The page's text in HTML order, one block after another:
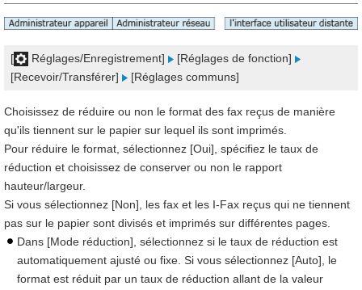
[ Réglages/Enregistrement]
[Réglages de fonction]
[Recevoir/Transférer]
[Réglages communs]
Choisissez de réduire ou non le format des fax reçus de manière
qu'ils tiennent sur le papier sur lequel ils sont imprimés.
Pour réduire le format, sélectionnez [Oui], spécifiez le taux de
réduction et choisissez de conserver ou non le rapport
hauteur/largeur.
Si vous sélectionnez [Non], les fax et les I-Fax reçus qui ne tiennent
pas sur le papier sont divisés et imprimés sur différentes pages.
Dans [Mode réduction], sélectionnez si le taux de réduction est
automatiquement ajusté ou fixe. Si vous sélectionnez [Auto], le
format est réduit par un taux de réduction allant de la valeur